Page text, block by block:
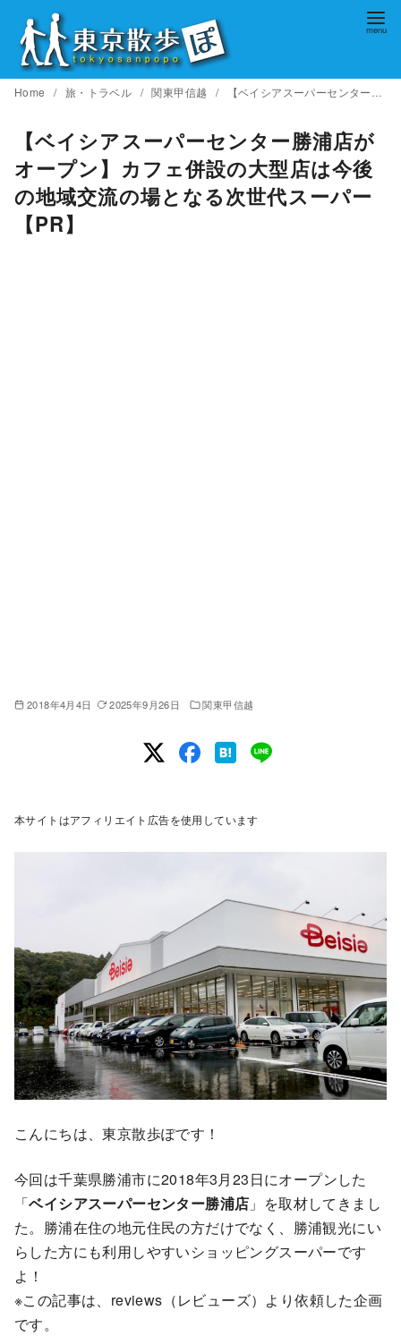
ンHome 旅・トラベル 関東甲信越 【ベイシアスーパーセンター勝浦店がオープン】カフェ併設の大型店は今後の地域交流の場となる次世代スーパー【PR】
【ベイシアスーパーセンター勝浦店が
オープン】カフェ併設の大型店は今後
の地域交流の場となる次世代スーパー
【PR】
2018年4月4日 2025年9月26日 関東甲信越
本サイトはアフィリエイト広告を使用しています
こんにちは、東京散歩ぽです！
今回は千葉県勝浦市に2018年3月23日にオープンした
「ベイシアスーパーセンター勝浦店 」を取材してきまし
た。勝浦在住の地元住民の方だけでなく、勝浦観光にい
らした方にも利用しやすいショッピングスーパーです
よ！
※この記事は、reviews（レビューズ）より依頼した企画
です。